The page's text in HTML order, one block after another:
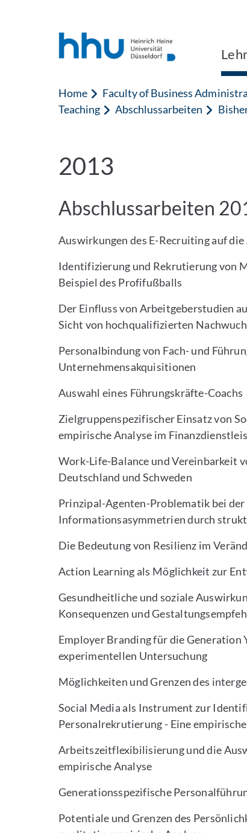
Home Faculty of Business
Teaching
Abschlussarbeiten
2013
Abschlussarbeiten
Auswirkungen des E-Recruiting auf
Identifizierung und Rekrutierung von
Beispiel des Profifußballs
Der Einfluss von Arbeitgeberstudien
Sicht von hochqualifizierten
Personalbindung von Fach- und
Unternehmensakquisitionen
Auswahl eines Führungskräfte-Coachs
Zielgruppenspezifischer Einsatz von
empirische Analyse im
Work-Life-Balance und Vereinbarkeit
Deutschland und Schweden
Prinzipal-Agenten-Problematik bei
Informationsasymmetrien durch
Die Bedeutung von Resilienz im
Action Learning als Möglichkeit zur
Gesundheitliche und soziale
Konsequenzen und
Employer Branding für die Generation
experimentellen Untersuchung
Möglichkeiten und Grenzen des
Social Media als Instrument zur
Personalrekrutierung - Eine
Arbeitszeitflexibilisierung und die
empirische Analyse
Generationsspezifische
Potentiale und Grenzen des